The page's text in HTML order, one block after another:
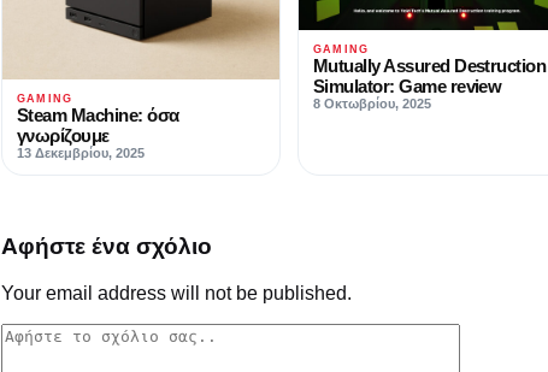
GAMING
Steam Machine: όσα
γνωρίζουμε
13 Δεκεμβρίου, 2025
GAMING
Mutually Assured Destruction
Simulator: Game review
8 Οκτωβρίου, 2025
Αφήστε ένα σχόλιο
Your email address will not be published.